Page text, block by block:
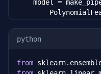
model =
        Ridge(alpha=
scores =
mse = -
python
from